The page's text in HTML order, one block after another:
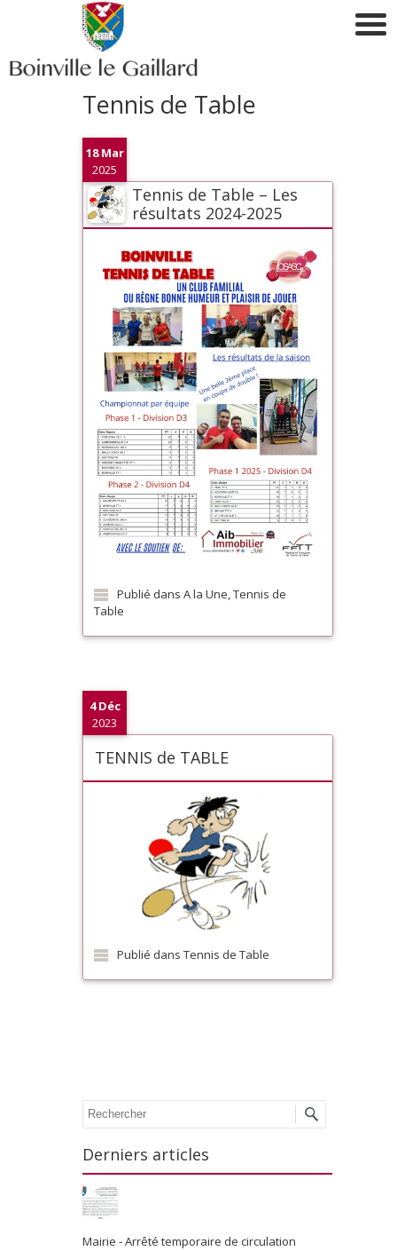
Tennis de Table
18 Mar
2025
Tennis de Table – Les
résultats 2024-2025
Publié dansA la Une,Tennis de
Table
4 Déc
2023
TENNIS de TABLE
Publié dansTennis de Table
Recherche
Derniers articles
Mairie - Arrêté temporaire de circulation